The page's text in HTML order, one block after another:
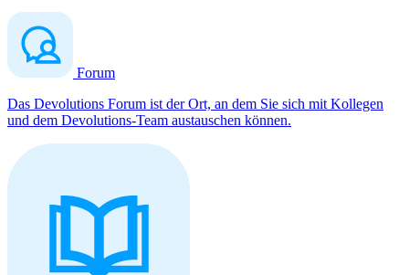
Forum
Das Devolutions Forum ist der Ort, an dem Sie sich mit Kollegen
und dem Devolutions-Team austauschen können.